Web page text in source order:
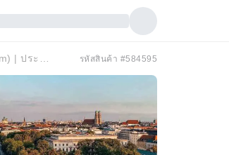
รหัสสินค้า #584595